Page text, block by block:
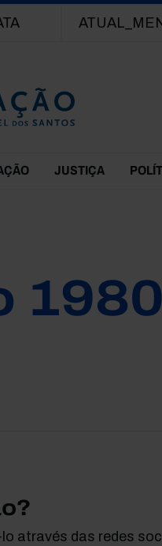
JUSTIÇA
1980
através das redes